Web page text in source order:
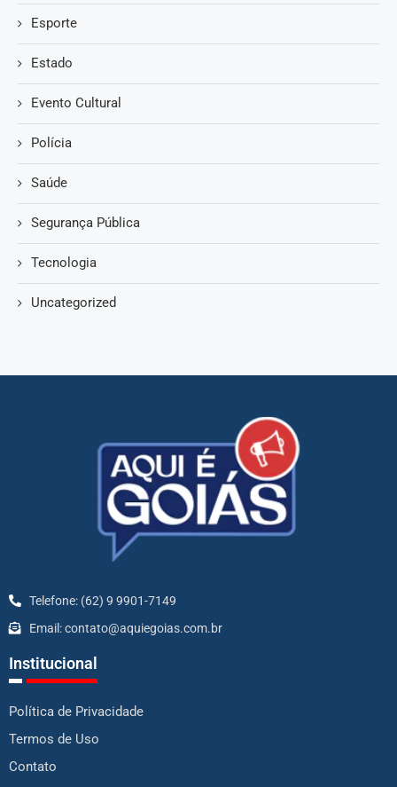
Esporte
Estado
Evento Cultural
Polícia
Saúde
Segurança Pública
Tecnologia
Uncategorized
Telefone: (62) 9 9901-7149
Email: contato@aquiegoias.com.br
Institucional
Política de Privacidade
Termos de Uso
Contato